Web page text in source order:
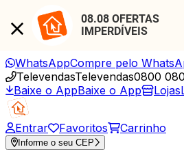
08.08 OFERTAS
IMPERDÍVEIS
WhatsAppCompre pelo
TelevendasTelevendas0800
Baixe o AppBaixe o App Lojas
Entrar Favoritos Carrinho
Informe o seu CEP